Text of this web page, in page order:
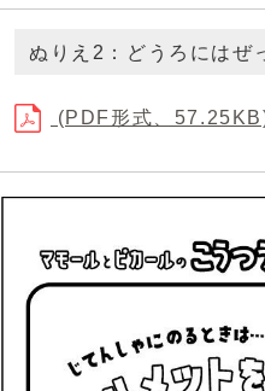
ぬりえ2：どうろにはぜ
(PDF形式、